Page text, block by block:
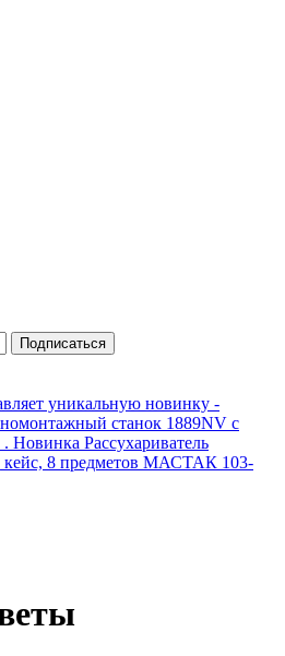
Подписаться
уникальную новинку -
станок 1889NV с
. Новинка Рассухариватель
кейс, 8 предметов МАСТАК 103-